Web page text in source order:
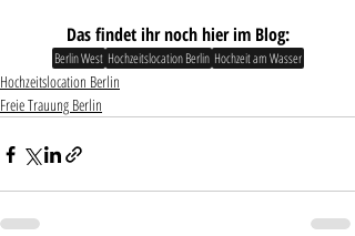
Das findet ihr noch hier im Blog:
Berlin West Hochzeitslocation Berlin Hochzeit am Wasser
Hochzeitslocation Berlin
Freie Trauung Berlin